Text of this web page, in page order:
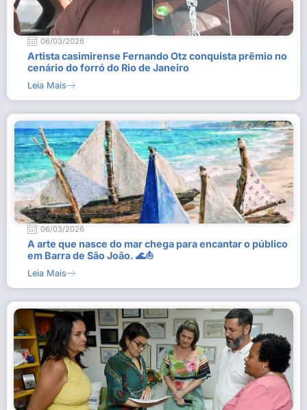
06/03/2026
Artista casimirense Fernando Otz conquista prêmio no
cenário do forró do Rio de Janeiro
Leia Mais
06/03/2026
A arte que nasce do mar chega para encantar o público
em Barra de São João. 🌊⛵
Leia Mais